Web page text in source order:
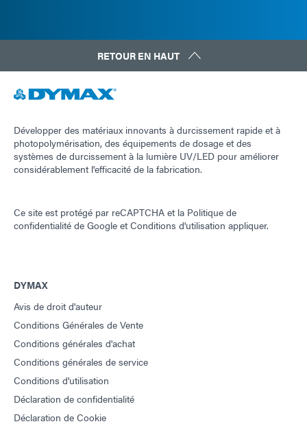
RETOUR EN HAUT
Développer des matériaux innovants à durcissement rapide et à
photopolymérisation, des équipements de dosage et des
systèmes de durcissement à la lumière UV/LED pour améliorer
considérablement l'efficacité de la fabrication.
Ce site est protégé par reCAPTCHA et la Politique de
confidentialité de Google etConditions d'utilisation appliquer.
DYMAX
Avis de droit d'auteur
Conditions Générales de Vente
Conditions générales d'achat
Conditions générales de service
Conditions d'utilisation
Déclaration de confidentialité
Déclaration de Cookie